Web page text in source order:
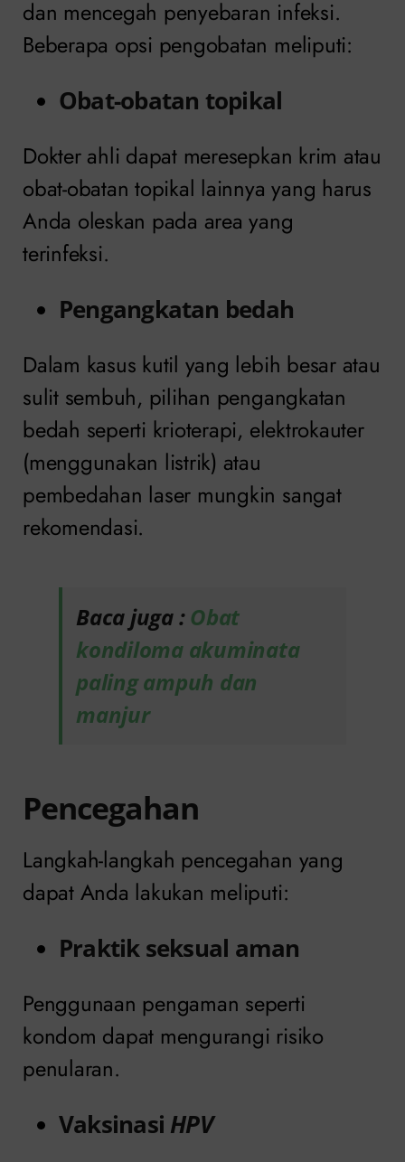
dan mencegah penyebaran infeksi.
Beberapa opsi pengobatan meliputi:
Obat-obatan topikal
Dokter ahli dapat meresepkan krim atau
obat-obatan topikal lainnya yang harus
Anda oleskan pada area yang
terinfeksi.
Pengangkatan bedah
Dalam kasus kutil yang lebih besar atau
sulit sembuh, pilihan pengangkatan
bedah seperti krioterapi, elektrokauter
(menggunakan listrik) atau
pembedahan laser mungkin sangat
rekomendasi.
Baca juga : Obat
kondiloma akuminata
paling ampuh dan
manjur
Pencegahan
Langkah-langkah pencegahan yang
dapat Anda lakukan meliputi:
Praktik seksual aman
Penggunaan pengaman seperti
kondom dapat mengurangi risiko
penularan.
Vaksinasi HPV